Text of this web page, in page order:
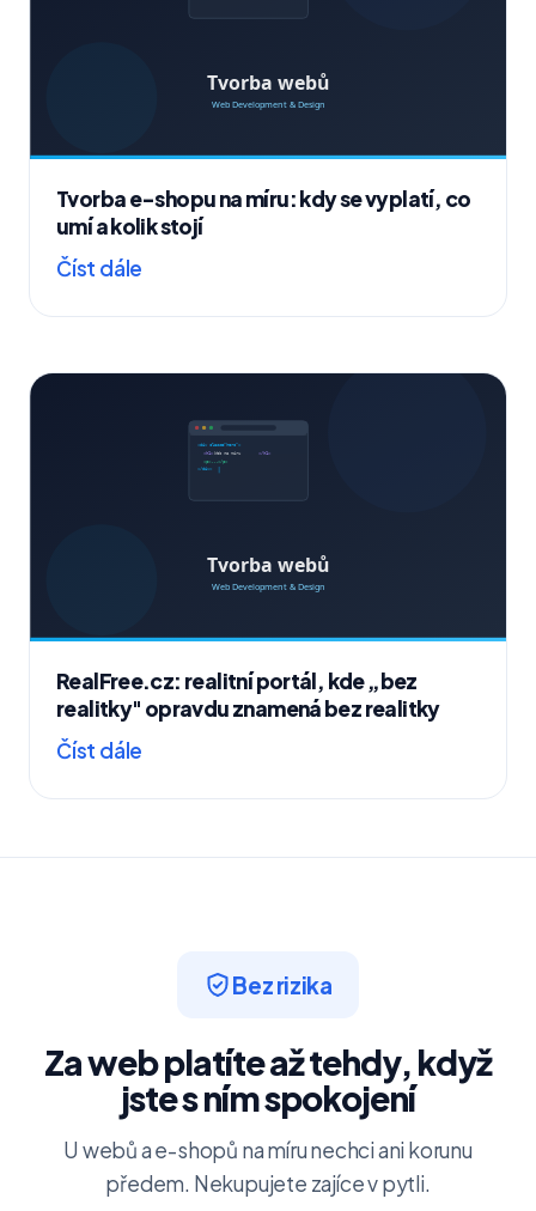
Tvorba e-shopu na míru: kdy se vyplatí, co
umí a kolik stojí
Číst dále
RealFree.cz: realitní portál, kde „bez
realitky" opravdu znamená bez realitky
Číst dále
Bez rizika
Za web platíte až tehdy, když
jste s ním spokojení
U webů a e-shopů na míru nechci ani korunu
předem. Nekupujete zajíce v pytli.